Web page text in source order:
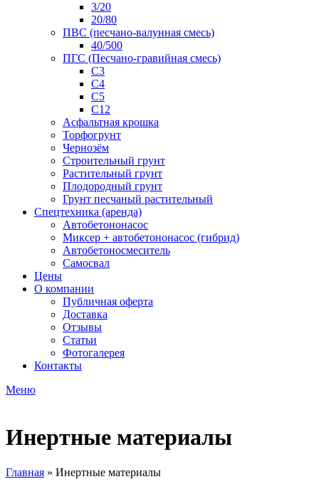
3/20
20/80
ПВС (песчано-валунная смесь)
40/500
ПГС (Песчано-гравийная смесь)
С3
С4
С5
С12
Асфальтная крошка
Торфогрунт
Чернозём
Строительный грунт
Растительный грунт
Плодородный грунт
Грунт песчаный растительный
Спецтехника (аренда)
Автобетононасос
Миксер + автобетононасос (гибрид)
Автобетоносмеситель
Самосвал
Цены
О компании
Публичная оферта
Доставка
Отзывы
Статьи
Фотогалерея
Контакты
Меню
Инертные материалы
Главная » Инертные материалы